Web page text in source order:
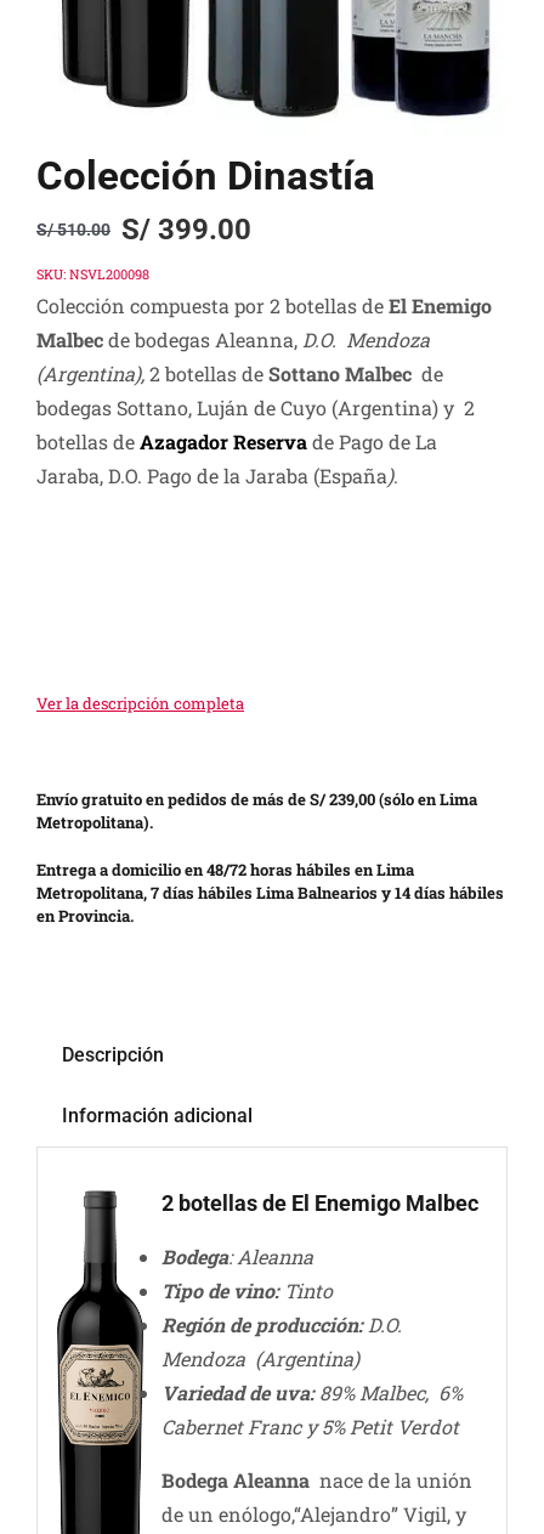
Colección Dinastía
S/510.00
Original
price
was:
S/ 510.00.
S/399.00
Current
price
is:
S/ 399.00.
SKU: NSVL200098
Colección compuesta por 2 botellas deEl Enemigo
Malbecde bodegas Aleanna, D.O. Mendoza
(Argentina),2 botellasdeSottano Malbec de
bodegas Sottano, Luján de Cuyo (Argentina) y 2
botellas deAzagador Reservade Pago de La
Jaraba, D.O. Pago de la Jaraba (España).
Ver la descripción completa
Envío gratuito en pedidos de más de S/ 239,00 (sólo en Lima
Metropolitana).
Entrega a domicilio en 48/72 horas hábiles en Lima
Metropolitana, 7 días hábiles Lima Balnearios y 14 días hábiles
en Provincia.
Descripción
Información adicional
2 botellas de El Enemigo Malbec
Bodega: Aleanna
Tipo de vino:Tinto
Región de producción:D.O.
Mendoza (Argentina)
Variedad de uva:89% Malbec, 6%
Cabernet Franc y 5% Petit Verdot
Bodega Aleannanace de la unión
de un enólogo,“Alejandro” Vigil, y